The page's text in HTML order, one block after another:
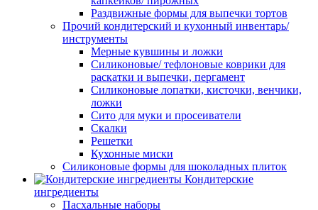
Раздвижные формы для выпечки тортов
Прочий кондитерский и кухонный инвентарь/
инструменты
Мерные кувшины и ложки
Силиконовые/ тефлоновые коврики для
раскатки и выпечки, пергамент
Силиконовые лопатки, кисточки, венчики,
ложки
Сито для муки и просеиватели
Скалки
Решетки
Кухонные миски
Силиконовые формы для шоколадных плиток
Кондитерские
ингредиенты
Пасхальные наборы